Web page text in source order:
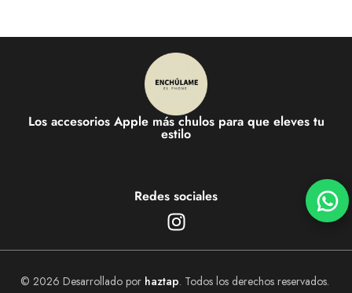
Los accesorios Apple más chulos para que eleves tu
estilo
Redes sociales
© 2026 Desarrollado por haztap. Todos los derechos reservados.